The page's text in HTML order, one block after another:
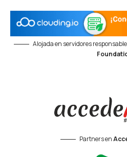
Alojada en servidores
Partners en